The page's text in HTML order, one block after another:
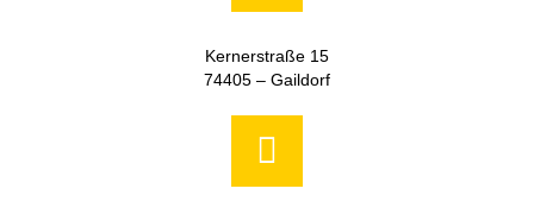
Kernerstraße 15
74405 – Gaildorf